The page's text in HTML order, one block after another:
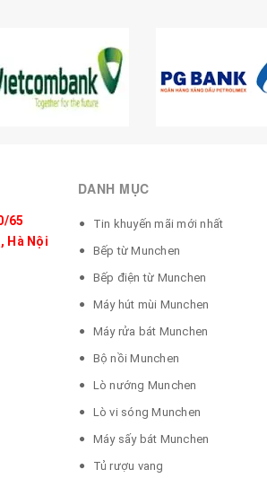
65
Hà Nội
DANH MỤC
Tin khuyến mãi mới nhất
Bếp từ Munchen
Bếp điện từ Munchen
Máy hút mùi Munchen
Máy rửa bát Munchen
Bộ nồi Munchen
Lò nướng Munchen
Lò vi sóng Munchen
Máy sấy bát Munchen
Tủ rượu vang